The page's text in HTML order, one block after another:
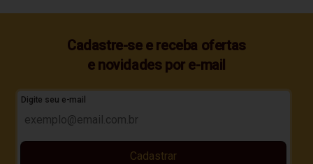
Cadastre-se e receba ofertas
e novidades por e-mail
Digite seu e-mail
Cadastrar